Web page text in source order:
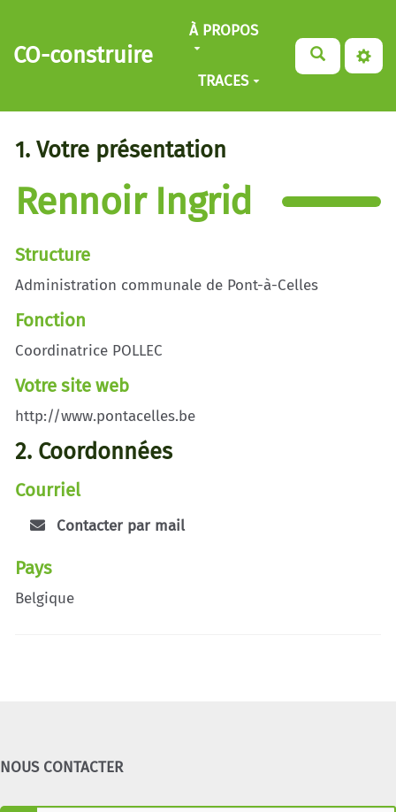
Aller au contenu principal
CO-construire
À PROPOS
TRACES
1. Votre présentation
Rennoir Ingrid
Structure
Administration communale de Pont-à-Celles
Fonction
Coordinatrice POLLEC
Votre site web
http://www.pontacelles.be
2. Coordonnées
Courriel
Contacter par mail
Pays
Belgique
NOUS CONTACTER